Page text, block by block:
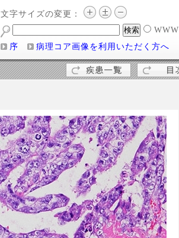
文字サイズの変更：
WWW
序
病理コア画像を利用いただく方へ